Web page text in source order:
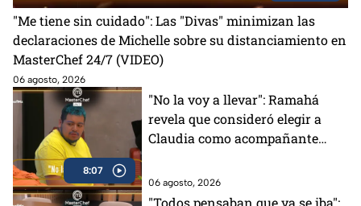
"Me tiene sin cuidado": Las "Divas" minimizan las
declaraciones de Michelle sobre su distanciamiento en
MasterChef 24/7 (VIDEO)
06 agosto, 2026
8:07
"No la voy a llevar": Ramahá
revela que consideró elegir a
Claudia como acompañante
MasterChef (VIDEO)
06 agosto, 2026
"Todos pensaban que ya se iba":